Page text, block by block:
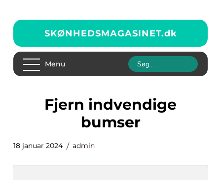
SKØNHEDSMAGASINET.dk
Menu
fjern indvendige
bumser
18 januar 2024 admin